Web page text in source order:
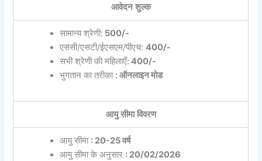
आवेदन शुल्क
सामान्य श्रेणी: 500/-
एससी/एसटी/ईएसएम/पीएच: 400/-
सभी श्रेणी की महिलाएँ: 400/-
भुगतान का तरीका : ऑनलाइन मोड
आयु सीमा विवरण
आयु सीमा : 20-25 वर्ष
आयु सीमा के अनुसार : 20/02/2026